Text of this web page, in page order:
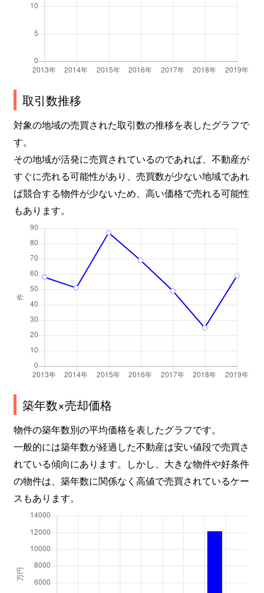
取引数推移
対象の地域の売買された取引数の推移を表したグラフで
す。
その地域が活発に売買されているのであれば、不動産が
すぐに売れる可能性があり、売買数が少ない地域であれ
ば競合する物件が少ないため、高い価格で売れる可能性
もあります。
築年数×売却価格
物件の築年数別の平均価格を表したグラフです。
一般的には築年数が経過した不動産は安い値段で売買さ
れている傾向にあります。しかし、大きな物件や好条件
の物件は、築年数に関係なく高値で売買されているケー
スもあります。